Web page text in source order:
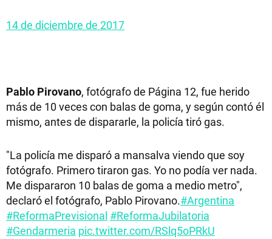
14 de diciembre de 2017
Pablo Pirovano, fotógrafo de Página 12, fue herido
más de 10 veces con balas de goma, y según contó él
mismo, antes de dispararle, la policía tiró gas.
"La policía me disparó a mansalva viendo que soy
fotógrafo. Primero tiraron gas. Yo no podía ver nada.
Me dispararon 10 balas de goma a medio metro",
declaró el fotógrafo, Pablo Pirovano.#Argentina
#ReformaPrevisional #ReformaJubilatoria
#Gendarmeria pic.twitter.com/RSlq5oPRkU